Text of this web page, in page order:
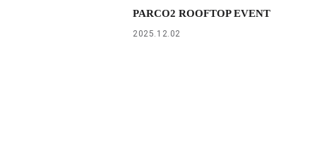
PARCO2 ROOFTOP EVENT
2025.12.02